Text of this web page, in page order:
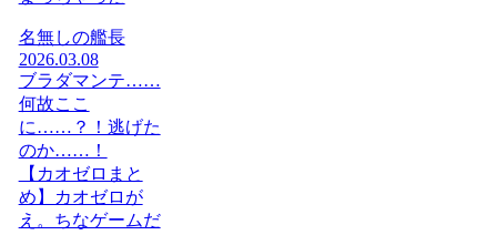
名無しの艦長
2026.03.08
ブラダマンテ……
何故ここ
に……？！逃げた
のか……！
【カオゼロまと
め】カオゼロが
え。ちなゲームだ